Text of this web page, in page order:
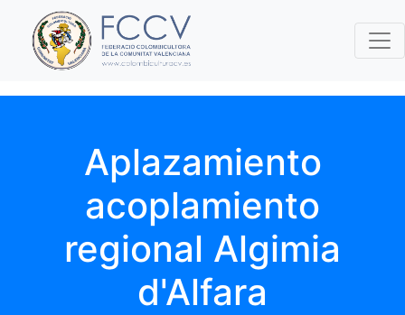
Aplazamiento
acoplamiento
regional Algimia
d'Alfara